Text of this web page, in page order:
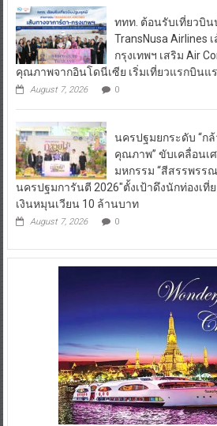
ททท. ต้อนรับเที่ยวบิ
TransNusa Airlines
กรุงเทพฯ เสริม Air
คุณภาพจากอินโดนีเซีย เริ่มเที่ยวแรกบินแ
August 7, 2026 0
นครปฐมยกระดับ “ก
คุณภาพ” ขับเคลื่อนเ
มหกรรม “สีสรรพรร
นครปฐมการันตี 2026″ตั้งเป้าดึงนักท่องเที่
เงินหมุนเวียน 10 ล้านบาท
August 7, 2026 0